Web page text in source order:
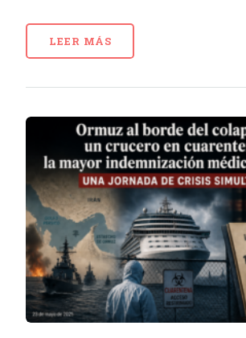
LEER MÁS